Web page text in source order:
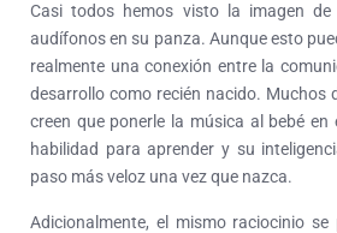
Casi todos hemos visto la imagen
audífonos en su panza. Aunque esto
realmente una conexión entre la
desarrollo como recién nacido. Muchos
creen que ponerle la música al bebé en
habilidad para aprender y su
paso más veloz una vez que nazca.
Adicionalmente, el mismo raciocinio